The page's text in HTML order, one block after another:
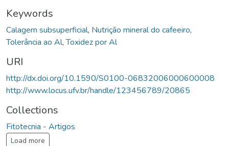
Keywords
Calagem subsuperficial, Nutrição mineral do cafeeiro,
Tolerância ao Al,Toxidez por Al
URI
http://dx.doi.org/10.1590/S0100-06832006000600008
http://www.locus.ufv.br/handle/123456789/20865
Collections
Fitotecnia - Artigos
Load more